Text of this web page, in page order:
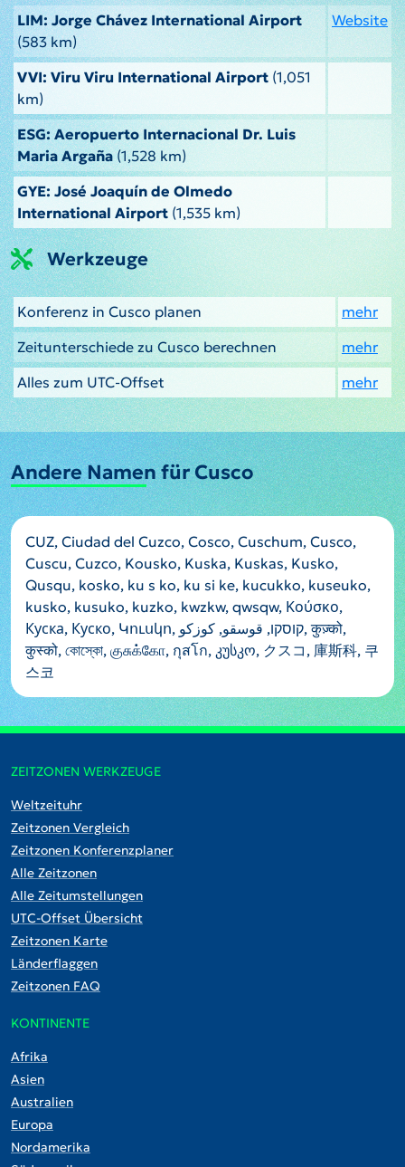
LIM: Jorge Chávez International Airport
(583 km)
Website
VVI: Viru Viru International Airport (1,051
km)
ESG: Aeropuerto Internacional Dr. Luis
Maria Argaña(1,528 km)
GYE: José Joaquín de Olmedo
International Airport (1,535 km)
Werkzeuge
Konferenz in Cusco planen
mehr
Zeitunterschiede zu Cusco berechnen
mehr
Alles zum UTC-Offset
mehr
Andere Namen für Cusco
CUZ, Ciudad del Cuzco, Cosco, Cuschum, Cusco,
Cuscu, Cuzco, Kousko, Kuska, Kuskas, Kusko,
Qusqu, kosko, ku s ko, ku si ke, kucukko, kuseuko,
kusko, kusuko, kuzko, kwzkw, qwsqw, Κούσκο,
Куска, Куско, Կուսկո, קוסקו, قوسقو, کوزکو, कुज़्को,
कुस्को, কোস্কো, குசுக்கோ, กุสโก, კუსკო, クスコ, 庫斯科, 쿠
스코
ZEITZONEN WERKZEUGE
Weltzeituhr
Zeitzonen Vergleich
Zeitzonen Konferenzplaner
Alle Zeitzonen
Alle Zeitumstellungen
UTC-Offset Übersicht
Zeitzonen Karte
Länderflaggen
Zeitzonen FAQ
KONTINENTE
Afrika
Asien
Australien
Europa
Nordamerika